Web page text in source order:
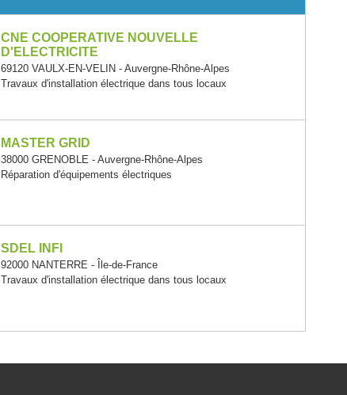
CNE COOPERATIVE NOUVELLE
D'ELECTRICITE
69120 VAULX-EN-VELIN - Auvergne-Rhône-Alpes
Travaux d'installation électrique dans tous locaux
MASTER GRID
38000 GRENOBLE - Auvergne-Rhône-Alpes
Réparation d'équipements électriques
SDEL INFI
92000 NANTERRE - Île-de-France
Travaux d'installation électrique dans tous locaux